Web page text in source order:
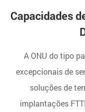
Capacidades
A ONU do tipo
excepcionais de
soluções de
implantações